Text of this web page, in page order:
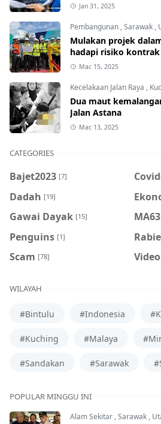
Jan 31, 2025
Pembangunan ,Sarawak ,
Mulakan projek
hadapi risiko
Mac 15, 2025
Kecelakaan Jalan Raya ,
Dua maut
Jalan Astana
Mac 13, 2025
CATEGORIES
Bajet2023 [7]
Dadah [19]
Gawai Dayak [15] MA63
Penguins [1]
Scam [78] Video
WILAYAH
#Bintulu #Indonesia
#Kuching #Malaya
#Sandakan #Sarawak
POPULAR MINGGU INI
Alam Sekitar ,Sarawak ,